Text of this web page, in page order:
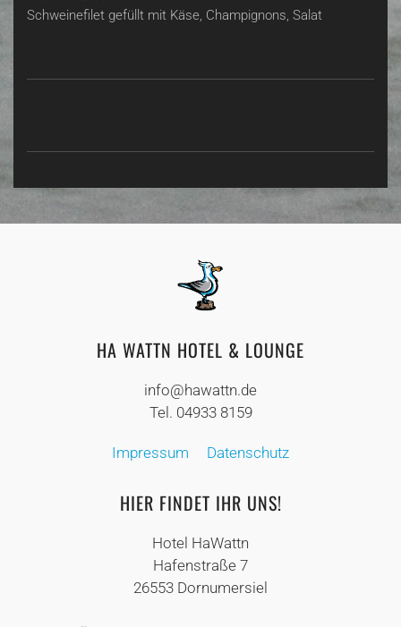
Schweinefilet gefüllt mit Käse, Champignons, Salat
HIER FINDET IHR UNS!
Hotel HaWattn
Hafenstraße 7
26553 Dornumersiel
HA WATTN HOTEL & LOUNGE
info@hawattn.de
Tel. 04933 8159
Impressum Datenschutz